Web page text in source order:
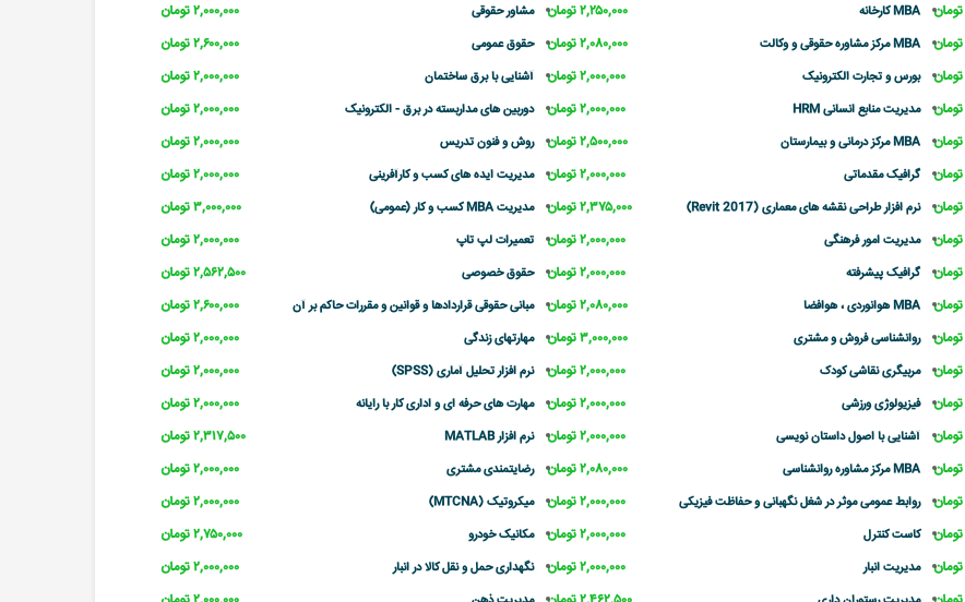
MBA کارخانه ۲,۲۵۰,۰۰۰ تومان
MBA مرکز مشاوره حقوقی و وکالت ۲,۰۸۰,۰۰۰ تومان
بورس و تجارت الکترونیک ۲,۰۰۰,۰۰۰ تومان
مدیریت منابع انسانی HRM ۲,۰۰۰,۰۰۰ تومان
MBA مرکز درمانی و بیمارستان ۲,۵۰۰,۰۰۰ تومان
گرافیک مقدماتی ۲,۰۰۰,۰۰۰ تومان
نرم افزار طراحی نقشه های معماری (Revit 2017) ۲,۳۷۵,۰۰۰ تومان
مدیریت امور فرهنگی ۲,۰۰۰,۰۰۰ تومان
گرافیک پیشرفته ۲,۰۰۰,۰۰۰ تومان
MBA هوانوردی ، هوافضا ۲,۰۸۰,۰۰۰ تومان
روانشناسی فروش و مشتری ۳,۰۰۰,۰۰۰ تومان
مربیگری نقاشی کودک ۲,۰۰۰,۰۰۰ تومان
فیزیولوژی ورزشی ۲,۰۰۰,۰۰۰ تومان
آشنایی با اصول داستان نویسی ۲,۰۰۰,۰۰۰ تومان
MBA مرکز مشاوره روانشناسی ۲,۰۸۰,۰۰۰ تومان
روابط عمومی موثر در شغل نگهبانی و حفاظت فیزیکی ۲,۰۰۰,۰۰۰ تومان
کاست کنترل ۲,۰۰۰,۰۰۰ تومان
مدیریت انبار ۲,۰۰۰,۰۰۰ تومان
مشاور حقوقی ۲,۰۰۰,۰۰۰ تومان
حقوق عمومی ۲,۶۰۰,۰۰۰ تومان
آشنایی با برق ساختمان ۲,۰۰۰,۰۰۰ تومان
دوربین های مداربسته در برق - الکترونیک ۲,۰۰۰,۰۰۰ تومان
روش و فنون تدریس ۲,۰۰۰,۰۰۰ تومان
مدیریت ایده های کسب و کارآفرینی ۲,۰۰۰,۰۰۰ تومان
مدیریت MBA کسب و کار (عمومی) ۳,۰۰۰,۰۰۰ تومان
تعمیرات لپ تاپ ۲,۰۰۰,۰۰۰ تومان
حقوق خصوصی ۲,۵۶۲,۵۰۰ تومان
مبانی حقوقی قراردادها و قوانین و مقررات حاکم بر آن ۲,۶۰۰,۰۰۰ تومان
مهارتهای زندگی ۲,۰۰۰,۰۰۰ تومان
نرم افزار تحلیل آماری (SPSS) ۲,۰۰۰,۰۰۰ تومان
مهارت های حرفه ای و اداری کار با رایانه ۲,۰۰۰,۰۰۰ تومان
نرم افزار MATLAB ۲,۳۱۷,۵۰۰ تومان
رضایتمندی مشتری ۲,۰۰۰,۰۰۰ تومان
میکروتیک (MTCNA) ۲,۰۰۰,۰۰۰ تومان
مکانیک خودرو ۲,۷۵۰,۰۰۰ تومان
نگهداری حمل و نقل کالا در انبار ۲,۰۰۰,۰۰۰ تومان